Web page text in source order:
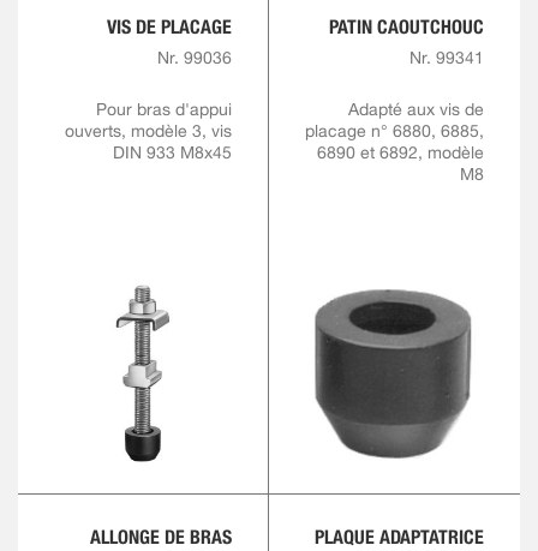
VIS DE PLACAGE
Nr. 99036
Pour bras d'appui
ouverts, modèle 3, vis
DIN 933 M8x45
PATIN CAOUTCHOUC
Nr. 99341
Adapté aux vis de
placage n° 6880, 6885,
6890 et 6892, modèle
M8
ALLONGE DE BRAS
PLAQUE ADAPTATRICE